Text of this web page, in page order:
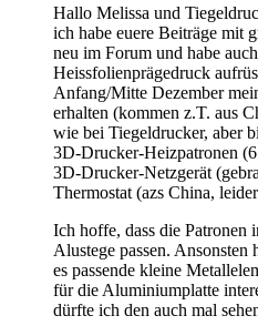
Hallo Melissa und
ich habe euere Beiträge mit
neu im Forum und habe
Heissfolienprägedruck
Anfang/Mitte Dezember
erhalten (kommen z.T. aus
wie bei Tiegeldrucker, aber
3D-Drucker-Heizpatronen
3D-Drucker-Netzgerät
Thermostat (azs China,
Ich hoffe, dass die Patronen
Alustege passen. Ansonsten
es passende kleine
für die Aluminiumplatte
dürfte ich den auch mal